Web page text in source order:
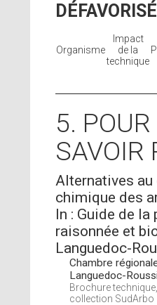
Organisme
Impact
de la
technique
5. POUR
SAVOIR
Alternatives au
chimique des
In : Guide de
raisonnée et
Languedoc-
Chambre
Languedoc-
Brochure
collection SudArbo